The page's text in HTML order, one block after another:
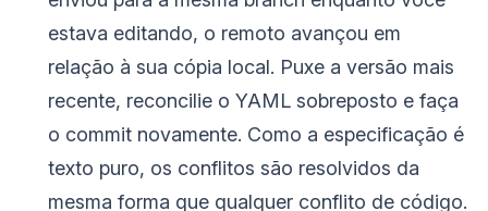
estava editando, o remoto avançou em
relação à sua cópia local. Puxe a versão mais
recente, reconcilie o YAML sobreposto e faça
o commit novamente. Como a especificação é
texto puro, os conflitos são resolvidos da
mesma forma que qualquer conflito de código.